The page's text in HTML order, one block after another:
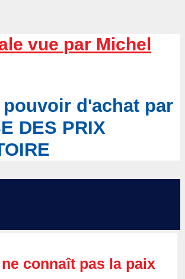
vue par Michel
pouvoir d'achat par
DES PRIX
connaît pas la paix